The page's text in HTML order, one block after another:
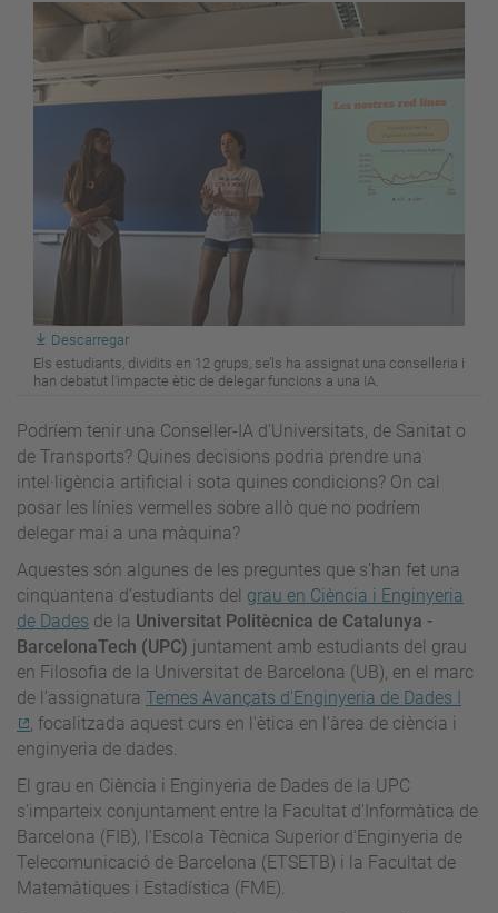
Descarregar
Els estudiants, dividits en 12 grups, se’ls ha assignat una conselleria i
han debatut l'impacte ètic de delegar funcions a una IA.
Podríem tenir una Conseller-IA d’Universitats, de Sanitat o
de Transports? Quines decisions podria prendre una
intel·ligència artificial i sota quines condicions? On cal
posar les línies vermelles sobre allò que no podríem
delegar mai a una màquina?
Aquestes són algunes de les preguntes que s’han fet una
cinquantena d’estudiants del grau en Ciència i Enginyeria
de Dades de la Universitat Politècnica de Catalunya -
BarcelonaTech (UPC) juntament amb estudiants del grau
en Filosofia de la Universitat de Barcelona (UB), en el marc
de l’assignatura Temes Avançats d'Enginyeria de Dades I
, focalitzada aquest curs en l'ètica en l'àrea de ciència i
enginyeria de dades.
El grau en Ciència i Enginyeria de Dades de la UPC
s'imparteix conjuntament entre la Facultat d'Informàtica de
Barcelona (FIB), l'Escola Tècnica Superior d'Enginyeria de
Telecomunicació de Barcelona (ETSETB) i la Facultat de
Matemàtiques i Estadística (FME).